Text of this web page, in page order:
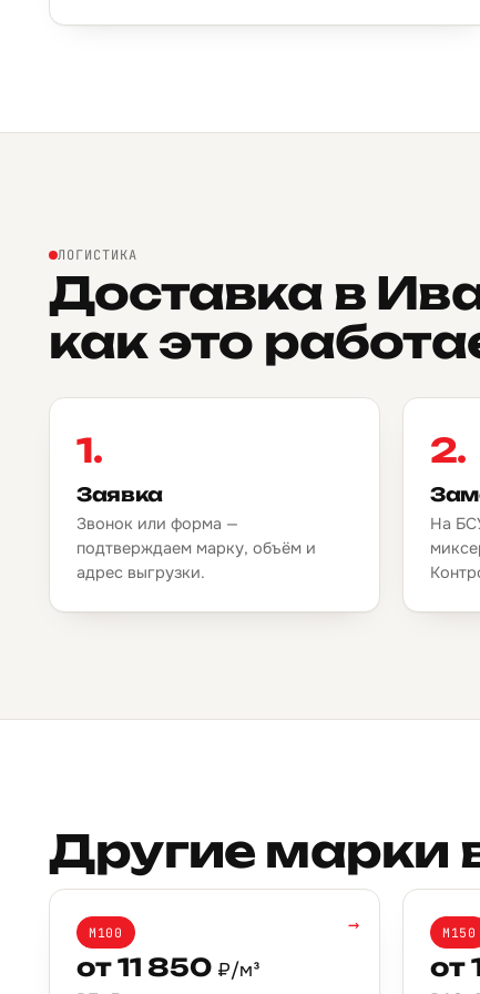
ЛОГИСТИКА
Доставка в
как это
1.
Заявка
Звонок или форма —
подтверждаем марку, объём и
адрес выгрузки.
2.
На
Другие марки
М100
от 11 850 ₽/м³
→ М150
от